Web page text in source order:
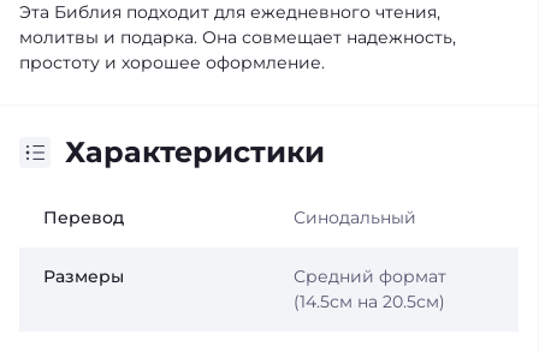
Эта Библия подходит для ежедневного чтения,
молитвы и подарка. Она совмещает надежность,
простоту и хорошее оформление.
Характеристики
Перевод Синодальный
Размеры
Средний формат
(14.5см на 20.5см)